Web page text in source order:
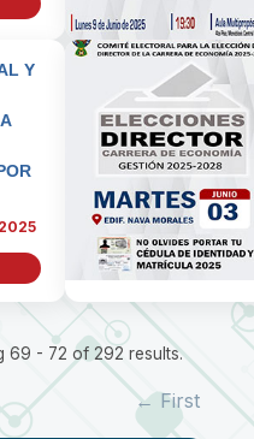
Y
69 - 72 of 292 results.
← First